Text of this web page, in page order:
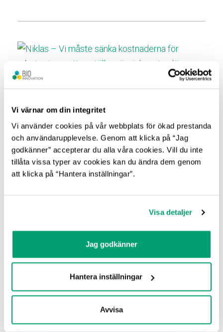
Vi värnar om din integritet
Vi använder cookies på vår webbplats för ökad prestanda
och användarupplevelse. Genom att klicka på “Jag
godkänner” accepterar du alla våra cookies. Vill du inte
tillåta vissa typer av cookies kan du ändra dem genom
att klicka på “Hantera inställningar”.
Visa detaljer
Jag godkänner
Hantera inställningar
Avvisa
Niklas – Vi måste sänka kostnaderna
för arbetsgivare att anställa människor
utan längre erfarenhet
2015-06-28• Bioekonomi
KATEGORIER
Nyheter
Nyhetsbrev
Nytt Om Utlysningar
Områdesanalys